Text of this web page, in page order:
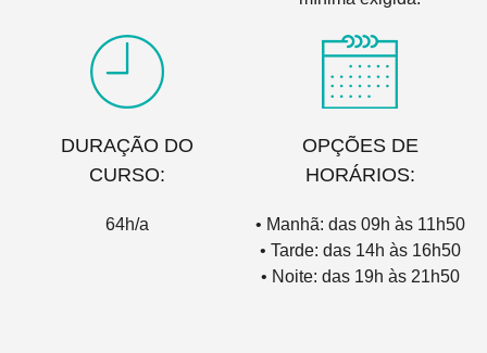
DURAÇÃO DO
CURSO:
64h/a
OPÇÕES DE
HORÁRIOS:
• Manhã: das 09h às 11h50
• Tarde: das 14h às 16h50
• Noite: das 19h às 21h50